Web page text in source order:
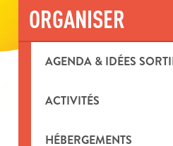
ORGANISER
AGENDA & IDÉES
ACTIVITÉS
HÉBERGEMENTS